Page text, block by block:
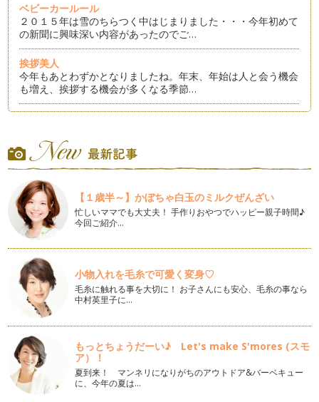
ベビーカールール
２０１５年は雪のちらつく中はじまりました・・・今年初めて
の新聞に興味深い内容があったのでご…
挨拶美人
今年もあとわずかとなりましたね。年末、年始は人と会う機会
も増え、挨拶する機会が多くなる季節…
づいてきましたね。クリスマス、お正…
七五三 ママの服装
七五三を迎える季節。お子様の七五三はお済みですか？ これ
から、経験されるママも、経験済みの…
ハロウィンのおもてなし
テーマパークでハロウィンのイベントをしたり、ハロウィン用
のコスチュームを作成したり、変身し…
飛行機マナー お子様と一緒 トイレマナー編
夏休み・・・帰省、旅行などで飛行機を利用する予定はありま
すか？交通手段として飛行機が便利な…
ママが旅行を楽しむためのパッキング
夏の旅行シーズン前に、旅先でストレスなく楽しむためのパ
ッキングを紹介したいと思…
聞き上手はマナー美人
【１歳半～】かぼちゃ白玉のミルクぜんざい
忙しいママでも大丈夫！ 手作りおやつでハッピー親子時間♪
今回ご紹介…
小物入れを毛糸で可愛く変身♡
毛糸に触れる事を大切に！ お子さんにも安心、毛糸の事なら
中村英里子に…
もっとちょうだーい♪ Let's make S'mores (スモ
ア）！
夏到来！ マンネリになりがちのアウトドア&バーベキュー
に、今年の夏は…